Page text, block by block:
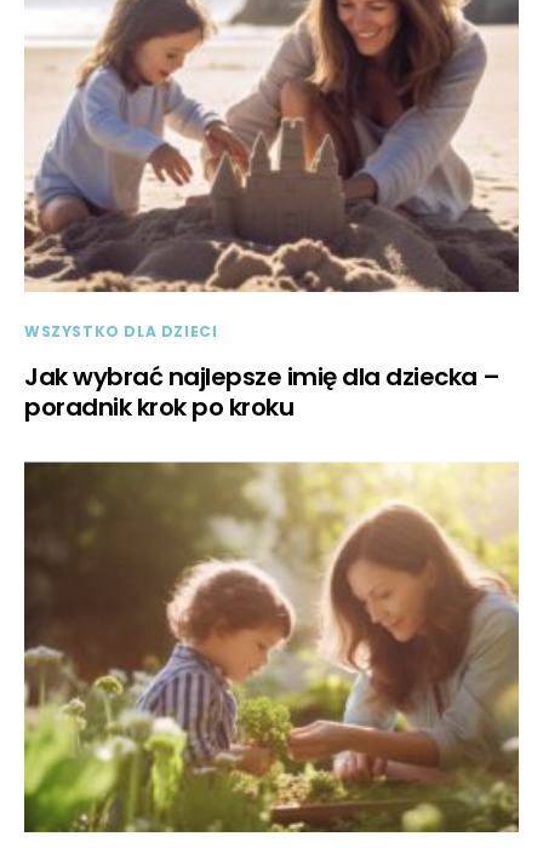
WSZYSTKO DLA DZIECI
Jak wybrać najlepsze imię dla dziecka –
poradnik krok po kroku